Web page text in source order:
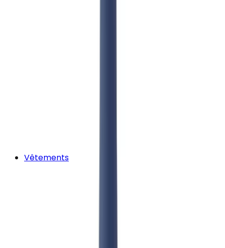
Vêtements